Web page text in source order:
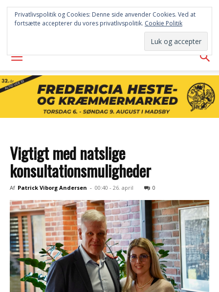
FREDERICIA
AVISEN
Vigtigt med natslige
konsultationsmuligheder
Af Patrick Viborg Andersen - 00:40 - 26. april 0
Privatlivspolitik og Cookies: Denne side anvender Cookies. Ved at
fortsætte accepterer du vores privatlivspolitik. Cookie Politik